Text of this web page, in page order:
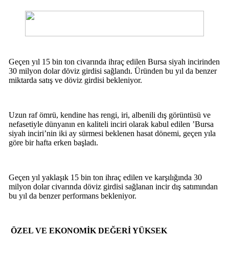
Geçen yıl 15 bin ton civarında ihraç edilen Bursa siyah incirinden
30 milyon dolar döviz girdisi sağlandı. Üründen bu yıl da benzer
miktarda satış ve döviz girdisi bekleniyor.
Uzun raf ömrü, kendine has rengi, iri, albenili dış görüntüsü ve
nefasetiyle dünyanın en kaliteli inciri olarak kabul edilen ’Bursa
siyah inciri’nin iki ay sürmesi beklenen hasat dönemi, geçen yıla
göre bir hafta erken başladı.
Geçen yıl yaklaşık 15 bin ton ihraç edilen ve karşılığında 30
milyon dolar civarında döviz girdisi sağlanan incir dış satımından
bu yıl da benzer performans bekleniyor.
ÖZEL VE EKONOMİK DEĞERİ YÜKSEK